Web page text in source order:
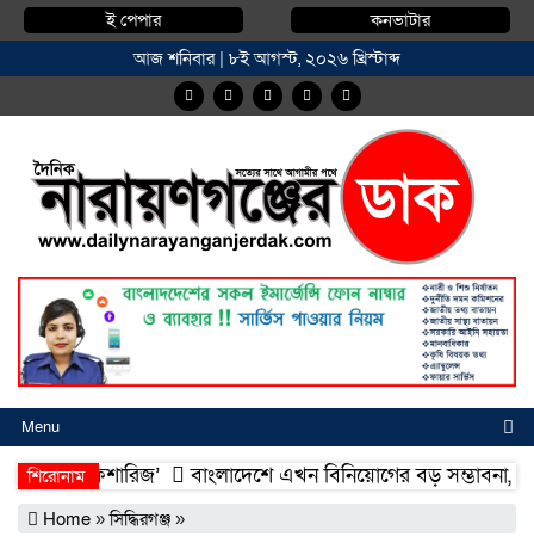
ই পেপার
কনভাটার
আজ শনিবার | ৮ই আগস্ট, ২০২৬ খ্রিস্টাব্দ
Menu
শিরোনাম
ফিশারিজ’
বাংলাদেশে এখন বিনিয়োগের বড় সম্ভাবনা,
Home »সিদ্ধিরগঞ্জ »